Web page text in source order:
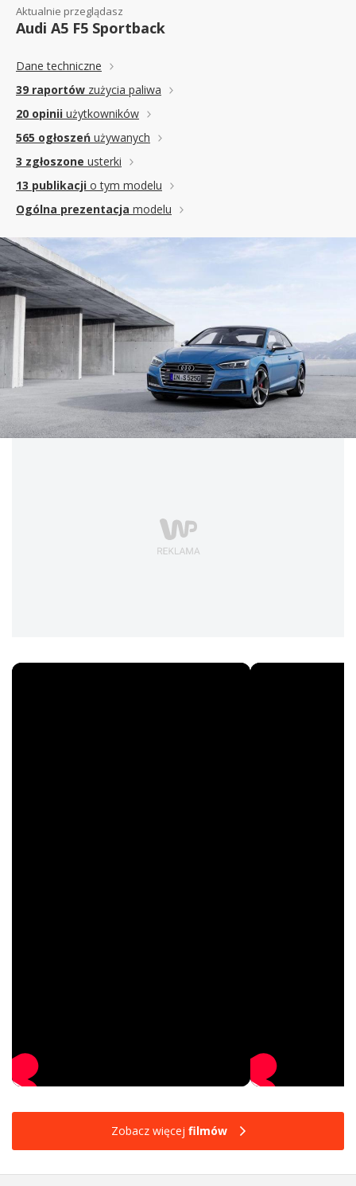
Aktualnie przeglądasz
Audi A5 F5 Sportback
Dane techniczne
39 raportów zużycia paliwa
20 opinii użytkowników
565 ogłoszeń używanych
3 zgłoszone usterki
13 publikacji o tym modelu
Ogólna prezentacja modelu
Zobacz więcej filmów